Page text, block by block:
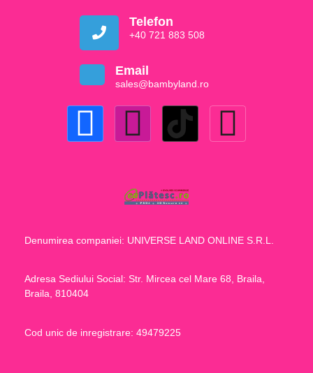
Telefon
+40 721 883 508
Email
sales@bambyland.ro​
Denumirea companiei: UNIVERSE LAND ONLINE S.R.L.
Adresa Sediului Social: Str. Mircea cel Mare 68, Braila,
Braila, 810404
Cod unic de inregistrare: 49479225